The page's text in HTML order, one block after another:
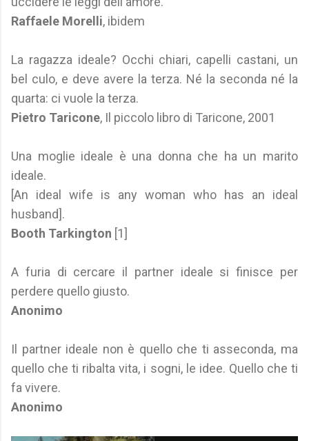
Raffaele Morelli, ibidem
La ragazza ideale? Occhi chiari, capelli castani, un
bel culo, e deve avere la terza. Né la seconda né la
quarta: ci vuole la terza.
Pietro Taricone, Il piccolo libro di Taricone, 2001
Una moglie ideale è una donna che ha un marito
ideale.
[An ideal wife is any woman who has an ideal
husband].
Booth Tarkington [1]
A furia di cercare il partner ideale si finisce per
perdere quello giusto.
Anonimo
Il partner ideale non è quello che ti asseconda, ma
quello che ti ribalta vita, i sogni, le idee. Quello che ti
fa vivere.
Anonimo